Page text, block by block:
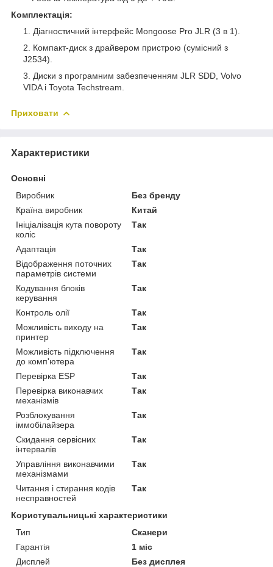
Комплектація:
Діагностичний інтерфейс Mongoose Pro JLR (3 в 1).
Компакт-диск з драйвером пристрою (сумісний з
J2534).
Диски з програмним забезпеченням JLR SDD, Volvo
VIDA і Toyota Techstream.
Приховати
Характеристики
Основні
Виробник
Без бренду
Країна виробник
Китай
Ініціалізація кута повороту
коліс
Так
Адаптація
Так
Відображення поточних
параметрів системи
Так
Кодування блоків
керування
Так
Контроль олії
Так
Можливість виходу на
принтер
Так
Можливість підключення
до комп'ютера
Так
Перевірка ESP
Так
Перевірка виконавчих
механізмів
Так
Розблокування
іммобілайзера
Так
Скидання сервісних
інтервалів
Так
Управління виконавчими
механізмами
Так
Читання і стирання кодів
несправностей
Так
Користувальницькі характеристики
Тип
Сканери
Гарантія
1 міс
Дисплей
Без дисплея